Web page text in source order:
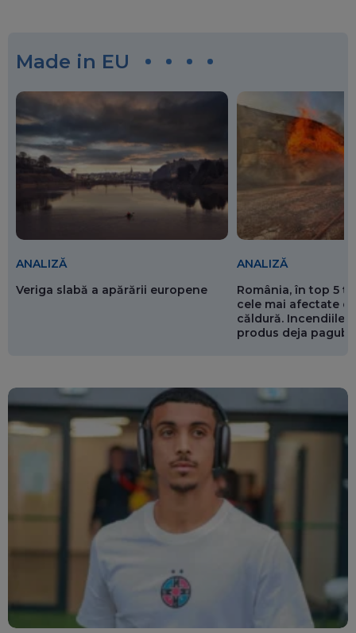
Made in EU
ANALIZĂ
Veriga slabă a apărării europene
ANALIZĂ
România, în top 5
cele mai afectate
căldură. Incendiile
produs deja